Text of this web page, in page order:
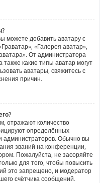
можете добавить аватару с
«Галерея аватар»,
От администратора
какие типы аватар могут
аватары, свяжитесь с
причин.
отражают количество
определённых
администраторов. Обычно вы
званий на конференции,
Пожалуйста, не засоряйте
для того, чтобы повысить
это запрещено, и модератор
счётчика сообщений.